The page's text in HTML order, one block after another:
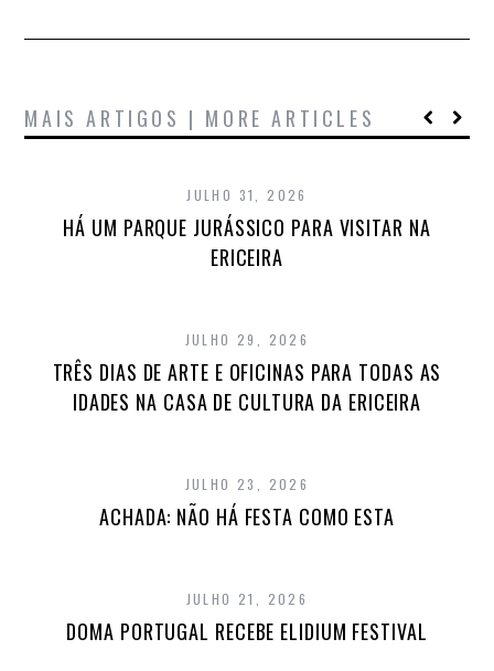
MAIS ARTIGOS | MORE ARTICLES
JULHO 31, 2026
HÁ UM PARQUE JURÁSSICO PARA VISITAR NA
ERICEIRA
JULHO 29, 2026
TRÊS DIAS DE ARTE E OFICINAS PARA TODAS AS
IDADES NA CASA DE CULTURA DA ERICEIRA
JULHO 23, 2026
ACHADA: NÃO HÁ FESTA COMO ESTA
JULHO 21, 2026
DOMA PORTUGAL RECEBE ELIDIUM FESTIVAL